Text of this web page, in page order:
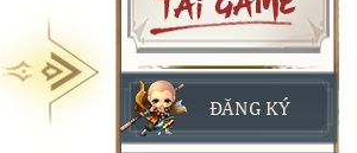
ĐĂNG KÝ